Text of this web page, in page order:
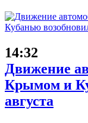
14:32
Движение
Крымом и
августа